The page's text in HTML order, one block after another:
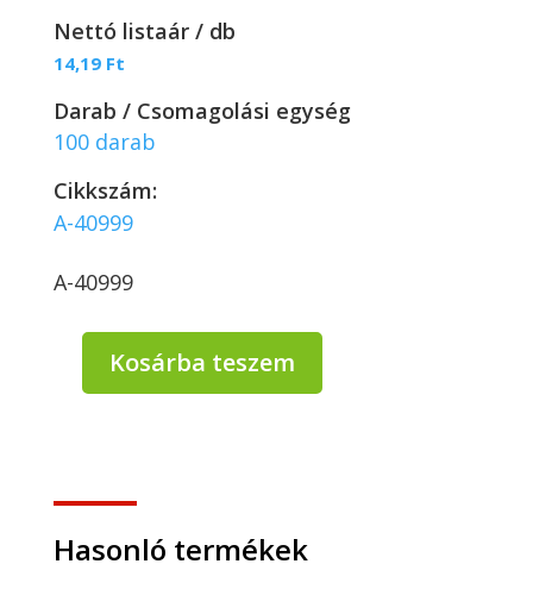
Nettó listaár / db
14,19 Ft
Darab / Csomagolási egység
100 darab
Cikkszám:
A-40999
A-40999
Szívószál
fekete
BUBBLE
TEA
210
Kosárba teszem
Hasonló termékek